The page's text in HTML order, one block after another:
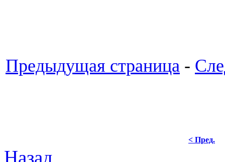
Предыдущая страница -
< Пред.
Назад